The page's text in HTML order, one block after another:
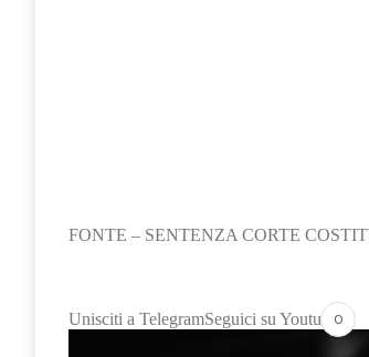
FONTE – SENTENZA CORTE
Unisciti a Telegram o
Seguici su Youtube